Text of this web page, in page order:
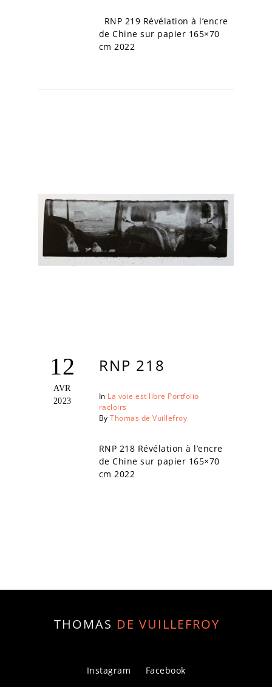
RNP 219 Révélation à l’encre
de Chine sur papier 165×70
cm 2022
12
AVR
2023
RNP 218
In La voie est libre Portfolio
racloirs
ByThomas de Vuillefroy
RNP 218 Révélation à l’encre
de Chine sur papier 165×70
cm 2022
THOMAS DE VUILLEFROY
Instagram Facebook